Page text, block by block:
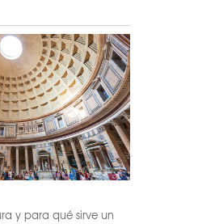
y para qué sirve un